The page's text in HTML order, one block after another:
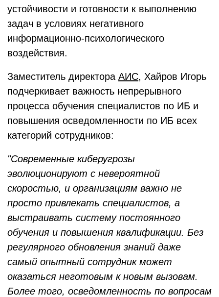
устойчивости и готовности к выполнению
задач в условиях негативного
информационно-психологического
воздействия.
Заместитель директора АИС, Хайров Игорь
подчеркивает важность непрерывного
процесса обучения специалистов по ИБ и
повышения осведомленности по ИБ всех
категорий сотрудников:
"Современные киберугрозы
эволюционируют с невероятной
скоростью, и организациям важно не
просто привлекать специалистов, а
выстраивать систему постоянного
обучения и повышения квалификации. Без
регулярного обновления знаний даже
самый опытный сотрудник может
оказаться неготовым к новым вызовам.
Более того, осведомленность по вопросам